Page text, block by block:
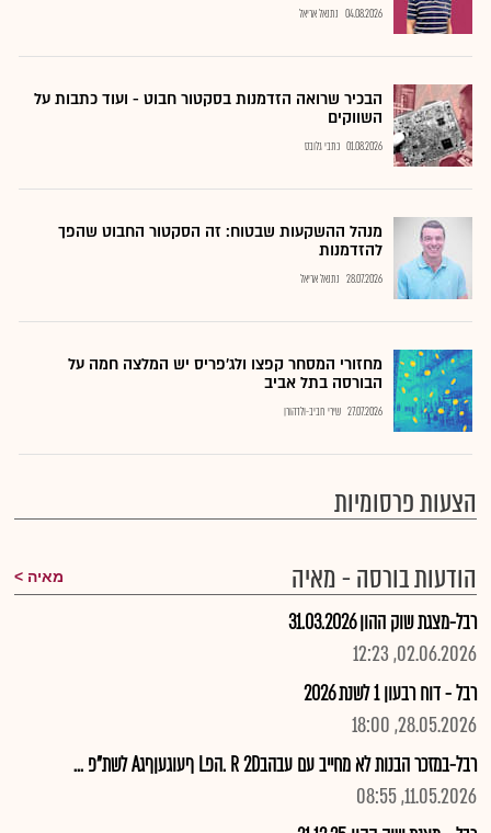
04.08.2026 נתנאל אריאל
הבכיר שרואה הזדמנות בסקטור חבוט - ועוד כתבות על
השווקים
01.08.2026 כתבי גלובס
מנהל ההשקעות שבטוח: זה הסקטור החבוט שהפך
להזדמנות
28.07.2026 נתנאל אריאל
מחזורי המסחר קפצו ולג'פריס יש המלצה חמה על
הבורסה בתל אביב
27.07.2026 שירי חביב-ולדהורן
הצעות פרסומיות
הודעות בורסה - מאיה
מאיה
רבל-מצגת שוק ההון 31.03.2026
02.06.2026, 12:23
רבל - דוח רבעון 1 לשנת 2026
28.05.2026, 18:00
רבל-במזכר הבנות לא מחייב עם עבהבR 2D .הפL ףעוגעןףגA לשת"פ ...
11.05.2026, 08:55